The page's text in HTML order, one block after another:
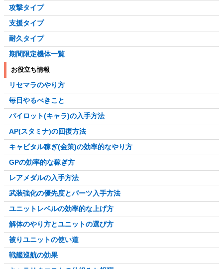
攻撃タイプ
支援タイプ
耐久タイプ
期間限定機体一覧
お役立ち情報
リセマラのやり方
毎日やるべきこと
パイロット(キャラ)の入手方法
AP(スタミナ)の回復方法
キャピタル稼ぎ(金策)の効率的なやり方
GPの効率的な稼ぎ方
レアメダルの入手方法
武装強化の優先度とパーツ入手方法
ユニットレベルの効率的な上げ方
解体のやり方とユニットの選び方
被りユニットの使い道
戦艦巡航の効果